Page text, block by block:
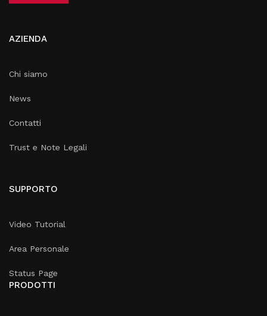
AZIENDA
Chi siamo
News
Contatti
Trust e Note Legali
SUPPORTO
Video Tutorial
Area Personale
Status Page
PRODOTTI